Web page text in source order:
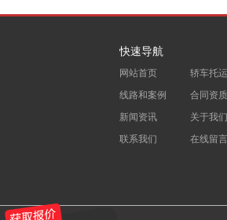
快速导航
网站首页
轿车托运
线路和案例
合同资质
新闻资讯
关于我们
联系我们
在线留言